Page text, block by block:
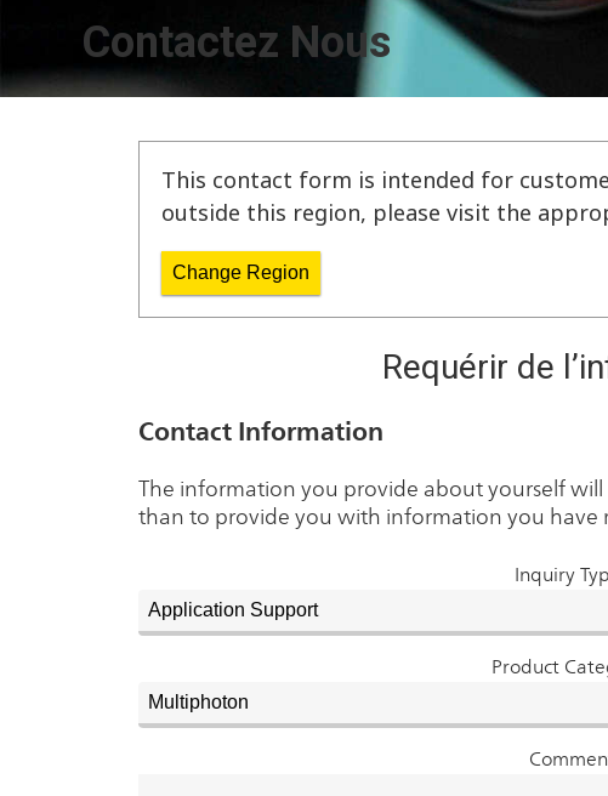
Contactez Nous
This contact form is intended for
outside this region, please visit the
Change Region
Requérir de